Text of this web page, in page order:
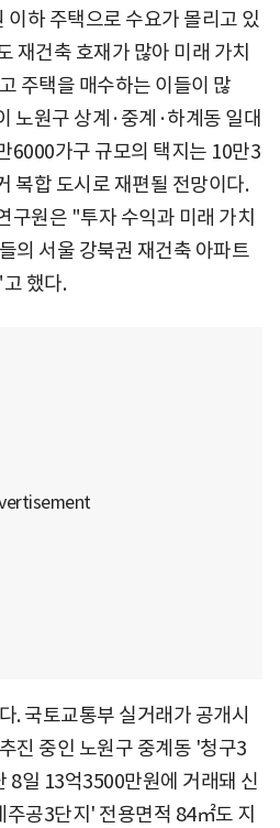
이하 주택으로 수요가 몰리고 있
재건축 호재가 많아 미래 가치
주택을 매수하는 이들이 많
노원구 상계·중계·하계동 일대
6000가구 규모의 택지는 10만3
복합 도시로 재편될 전망이다.
구원은 "투자 수익과 미래 가치
의 서울 강북권 재건축 아파트
했다.
. 국토교통부 실거래가 공개시
진 중인 노원구 중계동 '청구3
8일 13억3500만원에 거래돼 신
공3단지' 전용면적 84㎡도 지